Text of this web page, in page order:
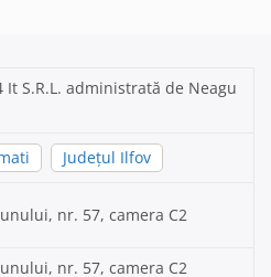
It S.R.L. administrată de Neagu
Județul Ilfov
nr. 57, camera C2
nr. 57, camera C2